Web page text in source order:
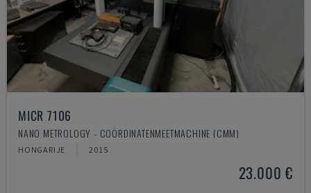
MICR 7106
NANO METROLOGY - COÖRDINATENMEETMACHINE (CMM)
HONGARIJE 2015
23.000 €